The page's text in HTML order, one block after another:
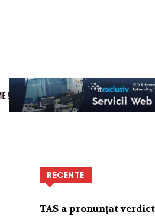
RECENTE
TAS a pronunțat